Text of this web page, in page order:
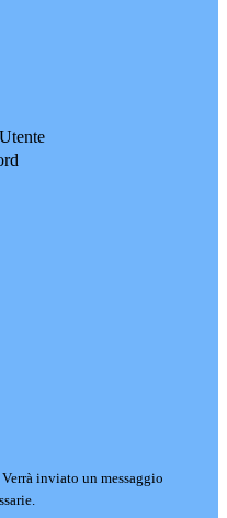
Verrà inviato un messaggio